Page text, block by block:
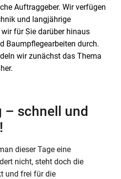
Auftraggeber. Wir verfügen
und langjährige
für Sie darüber hinaus
Baumpflegearbeiten durch.
wir zunächst das Thema
– schnell und
dieser Tage eine
nicht, steht doch die
und frei für die